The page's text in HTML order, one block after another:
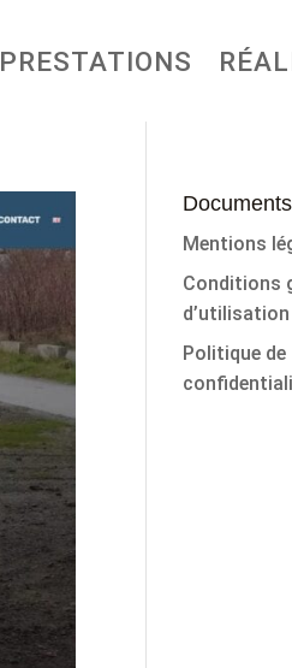
PRESTATIONS
Mentions
Conditions
d’utilisation
Politique de